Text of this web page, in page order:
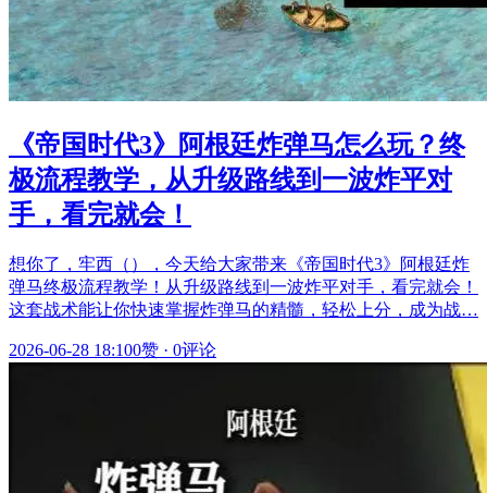
《帝国时代3》阿根廷炸弹马怎么玩？终
极流程教学，从升级路线到一波炸平对
手，看完就会！
想你了，牢西（），今天给大家带来《帝国时代3》阿根廷炸
弹马终极流程教学！从升级路线到一波炸平对手，看完就会！
这套战术能让你快速掌握炸弹马的精髓，轻松上分，成为战…
2026-06-28 18:100赞 · 0评论